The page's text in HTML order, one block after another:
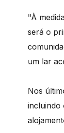
"À
será o
um lar
Nos
incluindo